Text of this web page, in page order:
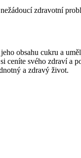
zdravotní
obsahu cukru a
svého zdraví a
a zdravý život.